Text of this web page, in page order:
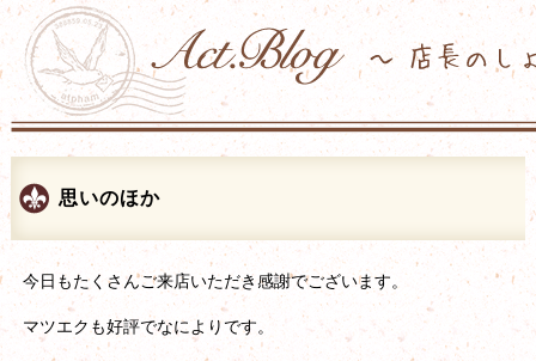
思いのほか
今日もたくさんご来店いただき感謝でございます。
マツエクも好評でなによりです。